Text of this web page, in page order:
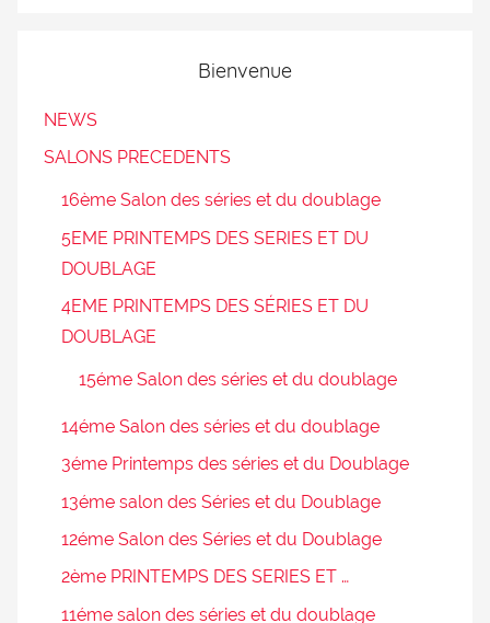
Bienvenue
NEWS
SALONS PRECEDENTS
16ème Salon des séries et du doublage
5EME PRINTEMPS DES SERIES ET DU
DOUBLAGE
4EME PRINTEMPS DES SÉRIES ET DU
DOUBLAGE
15éme Salon des séries et du doublage
14éme Salon des séries et du doublage
3éme Printemps des séries et du Doublage
13éme salon des Séries et du Doublage
12éme Salon des Séries et du Doublage
2ème PRINTEMPS DES SERIES ET …
11éme salon des séries et du doublage